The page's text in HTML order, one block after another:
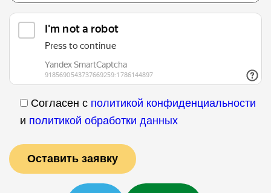
Согласен с политикой конфиденциальности
и политикой обработки данных